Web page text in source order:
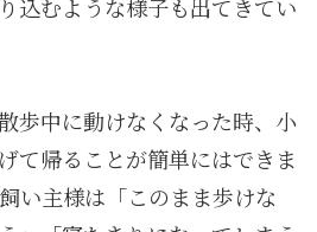
込むような様子も出てきてい
歩中に動けなくなった時、小
て帰ることが簡単にはできま
い主様は「このまま歩けな